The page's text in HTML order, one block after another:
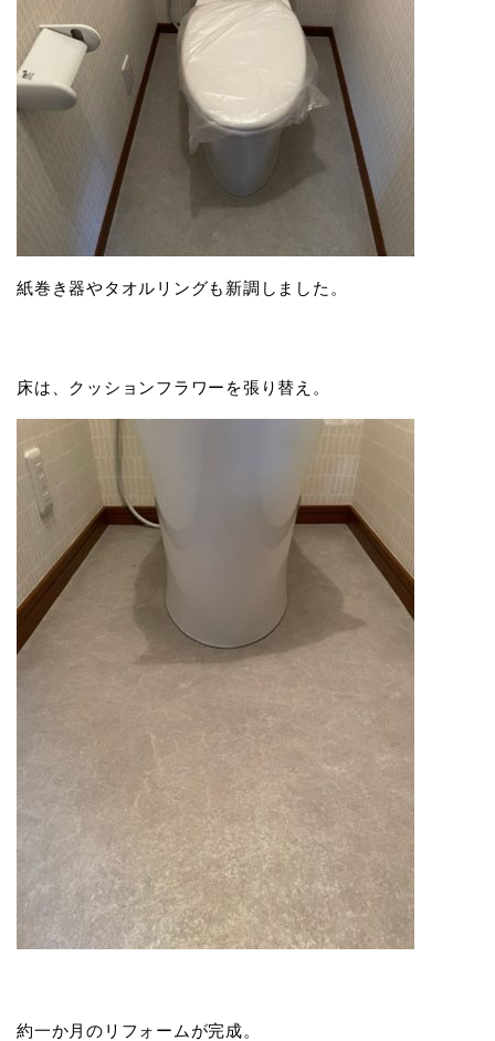
紙巻き器やタオルリングも新調しました。
床は、クッションフラワーを張り替え。
約一か月のリフォームが完成。